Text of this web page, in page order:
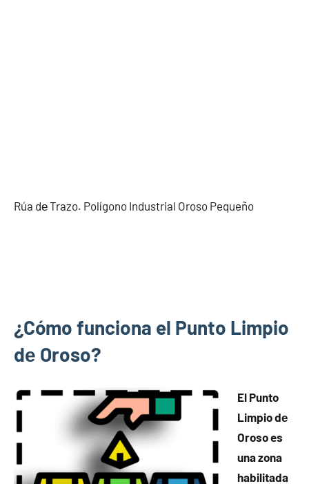
Rúa dе Trazo. Polígono Industrial Oroso Pequeño
¿Cómo funciona el Punto Limpio
dе Oroso?
El Punto
Limpio dе
Oroso es
una zona
habilitada